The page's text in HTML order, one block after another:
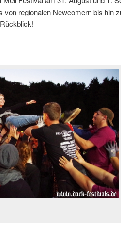
von regionalen Newcomern bis hin